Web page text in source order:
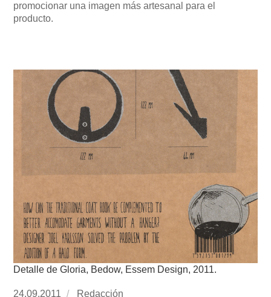
promocionar una imagen más artesanal para el
producto.
Detalle de Gloria, Bedow, Essem Design, 2011.
Publicado
24.09.2011 https://www.experimenta.es/author/redaccion/
Redacción